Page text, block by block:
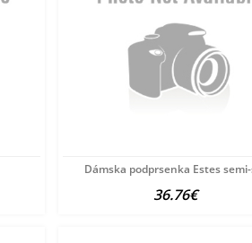
Dámska podprsenka Estes
36.76€